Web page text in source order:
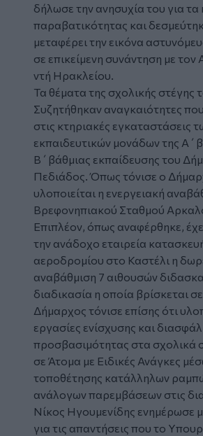
δήλωσε την ανησυχία του για
παραβατικότητας και
μεταφέρει την εικόνα
σε επικείμενη συνάντηση με
ντή Ηρακλείου.
Τα θέματα της σχολικής στέγης
Συζητήθηκαν αναγκαιότητες
στις κτηριακές εγκαταστάσεις
εκπαιδευτικών μονάδων της
Β΄βάθμιας εκπαίδευσης του
Πεδιάδος. Όπως τόνισε ο
υλοποιείται η ενεργειακή
Βρεφονηπιακού Σταθμού
Επιπλέον, όπως αναφέρθηκε,
την ανάδοχο εταιρεία
αεροδρομίου στο Καστέλι η
αναβάθμιση 7 αιθουσών
διαδικασία η οποία βρίσκεται
Δήμαρχος τόνισε επίσης ότι
εργασίες ενίσχυσης και
προσβασιμότητας στα σχολικά
σε Άτομα με Ειδικές Ανάγκες
τοποθέτησης κατάλληλων
ανάλογων παρεμβάσεων στις
Νίκος Ηγουμενίδης ενημέρωσε
για τις απαντήσεις που το